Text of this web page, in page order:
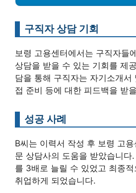
구직자 상담 기회
보령 고용센터에서는 구직자들
상담을 받을 수 있는 기회를 제
담을 통해 구직자는 자기소개서
접 준비 등에 대한 피드백을 받
성공 사례
B씨는 이력서 작성 후 보령 고
문 상담사의 도움을 받았습니다
를 3배로 늘릴 수 있었고 최종
취업하게 되었습니다.